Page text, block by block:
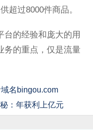
超过8000件商品。
的经验和庞大的用
务的重点，仅是流量
名bingou.com
：年获利上亿元